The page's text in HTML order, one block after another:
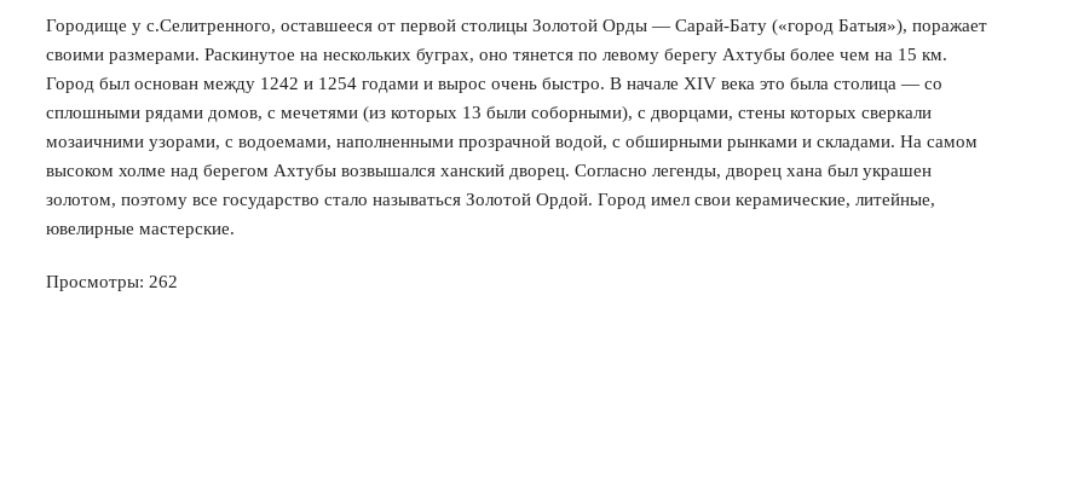
Городище у с.Селитренного, оставшееся от первой столицы Золотой Орды — Сарай-Бату («город Батыя»), поражает
своими размерами. Раскинутое на нескольких буграх, оно тянется по левому берегу Ахтубы более чем на 15 км.
Город был основан между 1242 и 1254 годами и вырос очень быстро. В начале XIV века это была столица — со
сплошными рядами домов, с мечетями (из которых 13 были соборными), с дворцами, стены которых сверкали
мозаичними узорами, с водоемами, наполненными прозрачной водой, с обширными рынками и складами. На самом
высоком холме над берегом Ахтубы возвышался ханский дворец. Согласно легенды, дворец хана был украшен
золотом, поэтому все государство стало называться Золотой Ордой. Город имел свои керамические, литейные,
ювелирные мастерские.
Просмотры: 262